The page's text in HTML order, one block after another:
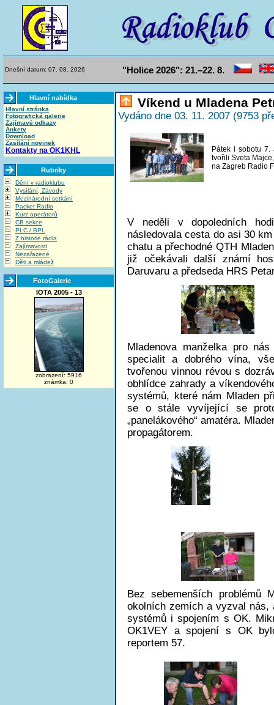
Dnešní datum: 07. 08. 2026 "Holice 2026": 21.–22. 8.
Hlavní nabídka
Hlavní stránka
Fotografická galerie
Zajímavé odkazy
Ankety
Download
Zasílání novinek
Kontakty na OK1KHL
Rubriky
Dění v radioklubu
Vysílání, Závody
Mezinárodní setkání
Packet Radio
Kurz operátorů
CB sekce
PLC / BPL
Z historie rádia
Zajímavosti
Nezařazené
Děti a mládež
FotoGalerie
IOTA 2005 - 13
zobrazení: 5916
známka: 0
Víkend u Mladena
Vydáno dne 03. 11. 2007 (9753
Pátek i sobotu
tvořili Sveta
na Zagreb Radio
V neděli v dopoledních
následovala cesta do asi 30
chatu a přechodné QTH
již očekávali další známí
Daruvaru a předseda HRS
Mladenova manželka pro
specialit a dobrého vína,
tvořenou vinnou révou s
obhlídce zahrady a
systémů, které nám Mladen
se o stále vyvíjející se
„panelákového“ amatéra.
propagátorem.
Bez sebemenších problémů
okolních zemích a vyzval nás,
systémů i spojením s OK.
OK1VEY a spojení s OK
reportem 57.